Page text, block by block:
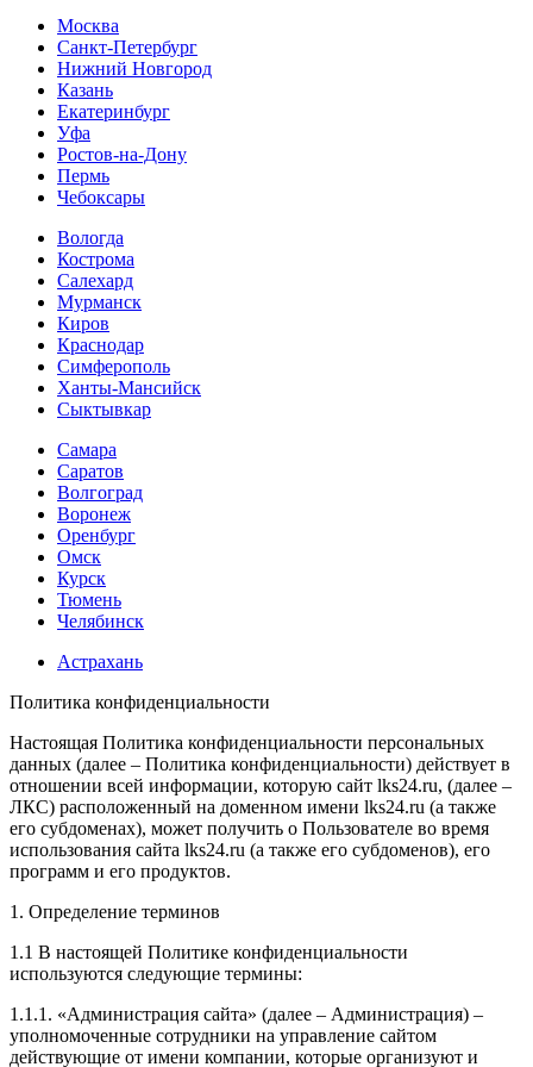
Москва
Санкт-Петербург
Нижний Новгород
Казань
Екатеринбург
Уфа
Ростов-на-Дону
Пермь
Чебоксары
Вологда
Кострома
Салехард
Мурманск
Киров
Краснодар
Симферополь
Ханты-Мансийск
Сыктывкар
Самара
Саратов
Волгоград
Воронеж
Оренбург
Омск
Курск
Тюмень
Челябинск
Астрахань
Политика конфиденциальности
Настоящая Политика конфиденциальности персональных
данных (далее – Политика конфиденциальности) действует в
отношении всей информации, которую сайт lks24.ru, (далее –
ЛКС) расположенный на доменном имени lks24.ru (а также
его субдоменах), может получить о Пользователе во время
использования сайта lks24.ru (а также его субдоменов), его
программ и его продуктов.
1. Определение терминов
1.1 В настоящей Политике конфиденциальности
используются следующие термины:
1.1.1. «Администрация сайта» (далее – Администрация) –
уполномоченные сотрудники на управление сайтом
действующие от имени компании, которые организуют и